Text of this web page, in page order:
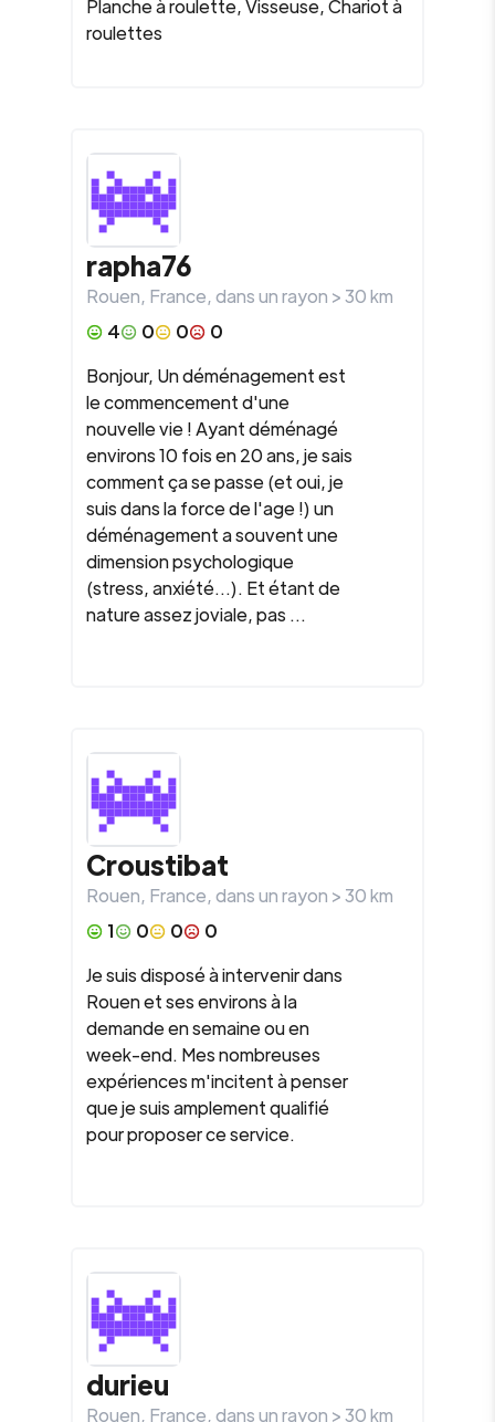
Planche à roulette, Visseuse, Chariot à
roulettes
rapha76
Rouen, France, dans un rayon >30km
4
0 0
0
Bonjour, Un déménagement est
le commencement d'une
nouvelle vie ! Ayant déménagé
environs 10 fois en 20 ans, je sais
comment ça se passe (et oui, je
suis dans la force de l'age !) un
déménagement a souvent une
dimension psychologique
(stress, anxiété...). Et étant de
nature assez joviale, pas ...
Croustibat
Rouen, France, dans un rayon >30km
1
0 0
0
Je suis disposé à intervenir dans
Rouen et ses environs à la
demande en semaine ou en
week-end. Mes nombreuses
expériences m'incitent à penser
que je suis amplement qualifié
pour proposer ce service.
durieu
Rouen, France, dans un rayon >30km